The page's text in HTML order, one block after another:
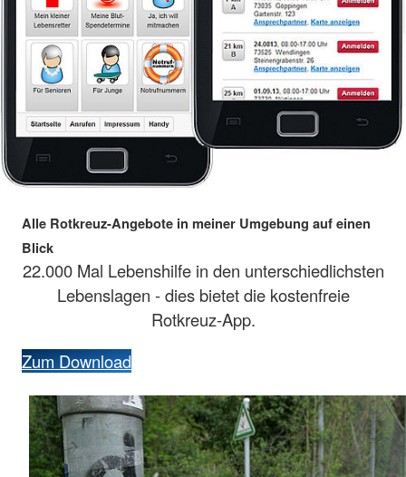
Alle Rotkreuz-Angebote in meiner Umgebung auf einen
Blick
22.000 Mal Lebenshilfe in den unterschiedlichsten
Lebenslagen - dies bietet die kostenfreie
Rotkreuz-App.
Zum Download